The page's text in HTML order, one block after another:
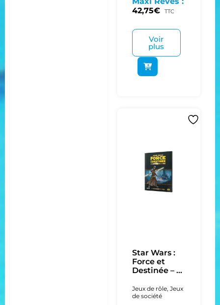
42,75€ TTC
Voir
plus
Star Wars :
Force et
Destinée – ...
Jeux de rôle, Jeux
de société